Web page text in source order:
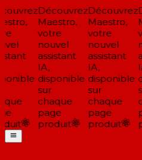
Découvrez
Maestro,
votre
nouvel
assistant
IA,
disponible
sur
chaque
page
produit
Découvrez
Maestro,
votre
nouvel
assistant
IA,
disponible
sur
chaque
page
produit